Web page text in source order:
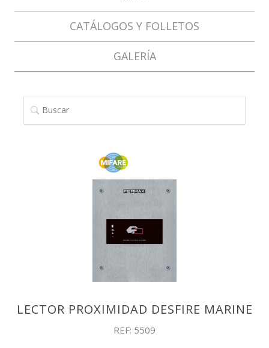
CATÁLOGOS Y FOLLETOS
GALERÍA
LECTOR PROXIMIDAD DESFIRE MARINE
REF: 5509